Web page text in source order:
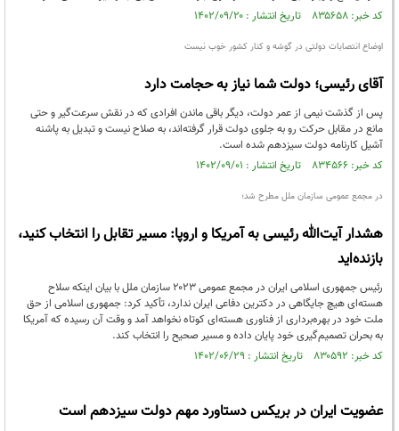
کد خبر: ۸۳۵۶۵۸ تاریخ انتشار : ۱۴۰۲/۰۹/۲۰
اوضاع انتصابات دولتی در گوشه و کنار کشور خوب نیست
آقای رئیسی؛ دولت شما نیاز به حجامت دارد
پس از گذشت نیمی از عمر دولت، دیگر باقی ماندن افرادی که در نقش سرعت‌گیر و حتی
مانع در مقابل حرکت رو به جلوی دولت قرار گرفته‌اند، به صلاح نیست و تبدیل به پاشنه
آشیل کارنامه دولت سیزدهم شده است.
کد خبر: ۸۳۴۵۶۶ تاریخ انتشار : ۱۴۰۲/۰۹/۰۱
در مجمع عمومی سازمان ملل مطرح شد؛
هشدار آیت‌الله رئیسی به آمریکا و اروپا: مسیر تقابل را انتخاب کنید،
بازنده‌اید
رئیس جمهوری اسلامی ایران در مجمع عمومی ۲۰۲۳ سازمان ملل با بیان اینکه سلاح
هسته‌ای هیچ جایگاهی در دکترین دفاعی ایران ندارد، تأکید کرد: جمهوری اسلامی از حق
ملت خود در بهره‌برداری از فناوری هسته‌ای کوتاه نخواهد آمد و وقت آن رسیده که آمریکا
به بحران تصمیم‌گیری خود پایان داده و مسیر صحیح را انتخاب کند.
کد خبر: ۸۳۰۵۹۲ تاریخ انتشار : ۱۴۰۲/۰۶/۲۹
عضویت ایران در بریکس دستاورد مهم دولت سیزدهم است